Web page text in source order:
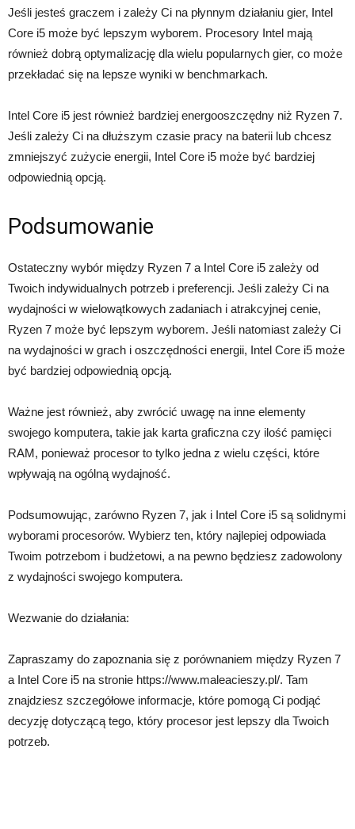
Jeśli jesteś graczem i zależy Ci na płynnym działaniu gier, Intel
Core i5 może być lepszym wyborem. Procesory Intel mają
również dobrą optymalizację dla wielu popularnych gier, co może
przekładać się na lepsze wyniki w benchmarkach.
Intel Core i5 jest również bardziej energooszczędny niż Ryzen 7.
Jeśli zależy Ci na dłuższym czasie pracy na baterii lub chcesz
zmniejszyć zużycie energii, Intel Core i5 może być bardziej
odpowiednią opcją.
Podsumowanie
Ostateczny wybór między Ryzen 7 a Intel Core i5 zależy od
Twoich indywidualnych potrzeb i preferencji. Jeśli zależy Ci na
wydajności w wielowątkowych zadaniach i atrakcyjnej cenie,
Ryzen 7 może być lepszym wyborem. Jeśli natomiast zależy Ci
na wydajności w grach i oszczędności energii, Intel Core i5 może
być bardziej odpowiednią opcją.
Ważne jest również, aby zwrócić uwagę na inne elementy
swojego komputera, takie jak karta graficzna czy ilość pamięci
RAM, ponieważ procesor to tylko jedna z wielu części, które
wpływają na ogólną wydajność.
Podsumowując, zarówno Ryzen 7, jak i Intel Core i5 są solidnymi
wyborami procesorów. Wybierz ten, który najlepiej odpowiada
Twoim potrzebom i budżetowi, a na pewno będziesz zadowolony
z wydajności swojego komputera.
Wezwanie do działania:
Zapraszamy do zapoznania się z porównaniem między Ryzen 7
a Intel Core i5 na stronie https://www.maleacieszy.pl/. Tam
znajdziesz szczegółowe informacje, które pomogą Ci podjąć
decyzję dotyczącą tego, który procesor jest lepszy dla Twoich
potrzeb.